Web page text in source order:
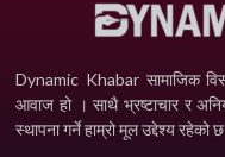
Dynamic Khabar सामाजिक
आवाज हो । साथै भ्रष्टाचार र
स्थापना गर्ने हाम्रो मूल उद्देश्य रहेको